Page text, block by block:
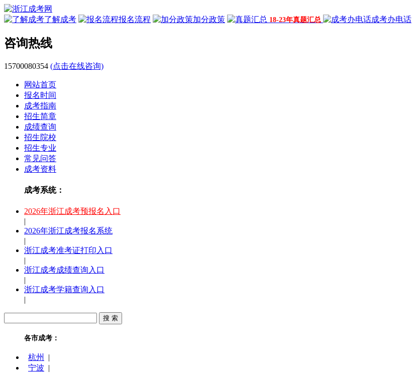
了解成考 报名流程 加分政策 18-23年真题汇总 成考办电话
咨询热线
15700080354 (点击在线咨询)
网站首页
报名时间
成考指南
招生简章
成绩查询
招生院校
招生专业
常见问答
成考资料
成考系统：
2026年浙江成考预报名入口
|
2026年浙江成考报名系统
|
浙江成考准考证打印入口
|
浙江成考成绩查询入口
|
浙江成考学籍查询入口
|
各市成考：
杭州
|
宁波 |